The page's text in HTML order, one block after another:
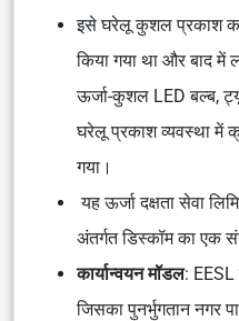
इसे घरेलू कुशल प्रकाश
किया गया था और बाद में
ऊर्जा-कुशल LED बल्ब,
घरेलू प्रकाश व्यवस्था में
गया।
यह ऊर्जा दक्षता सेवा
अंतर्गत डिस्कॉम का एक
कार्यान्वयन मॉडल: EESL
जिसका पुनर्भुगतान नगर